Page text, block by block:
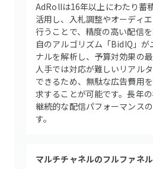
AdRollは16年以上にわたり蓄
活用し、入札調整やオーディ
行うことで、精度の高い配信
自のアルゴリズム「BidIQ」
ナルを解析し、予算対効果の
人手では対応が難しいリアル
できるため、無駄な広告費用
求することが可能です。長年の
継続的な配信パフォーマンス
す。
マルチチャネルのフルファネ